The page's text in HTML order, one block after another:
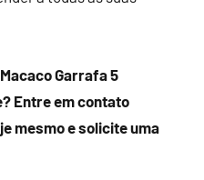
Garrafa 5
Entre em contato
mesmo e solicite uma